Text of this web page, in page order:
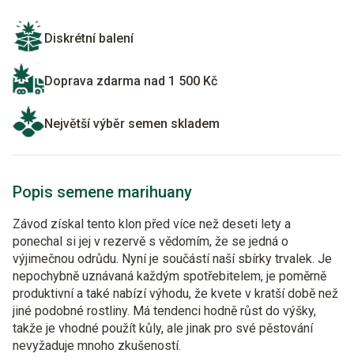
Diskrétní balení
Doprava zdarma nad 1 500 Kč
Největší výběr semen skladem
Popis semene marihuany
Závod získal tento klon před více než deseti lety a
ponechal si jej v rezervě s vědomím, že se jedná o
výjimečnou odrůdu. Nyní je součástí naší sbírky trvalek. Je
nepochybně uznávaná každým spotřebitelem, je poměrně
produktivní a také nabízí výhodu, že kvete v kratší době než
jiné podobné rostliny. Má tendenci hodně růst do výšky,
takže je vhodné použít kůly, ale jinak pro své pěstování
nevyžaduje mnoho zkušeností.